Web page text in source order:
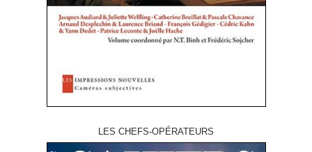
LES CHEFS-OPÉRATEURS